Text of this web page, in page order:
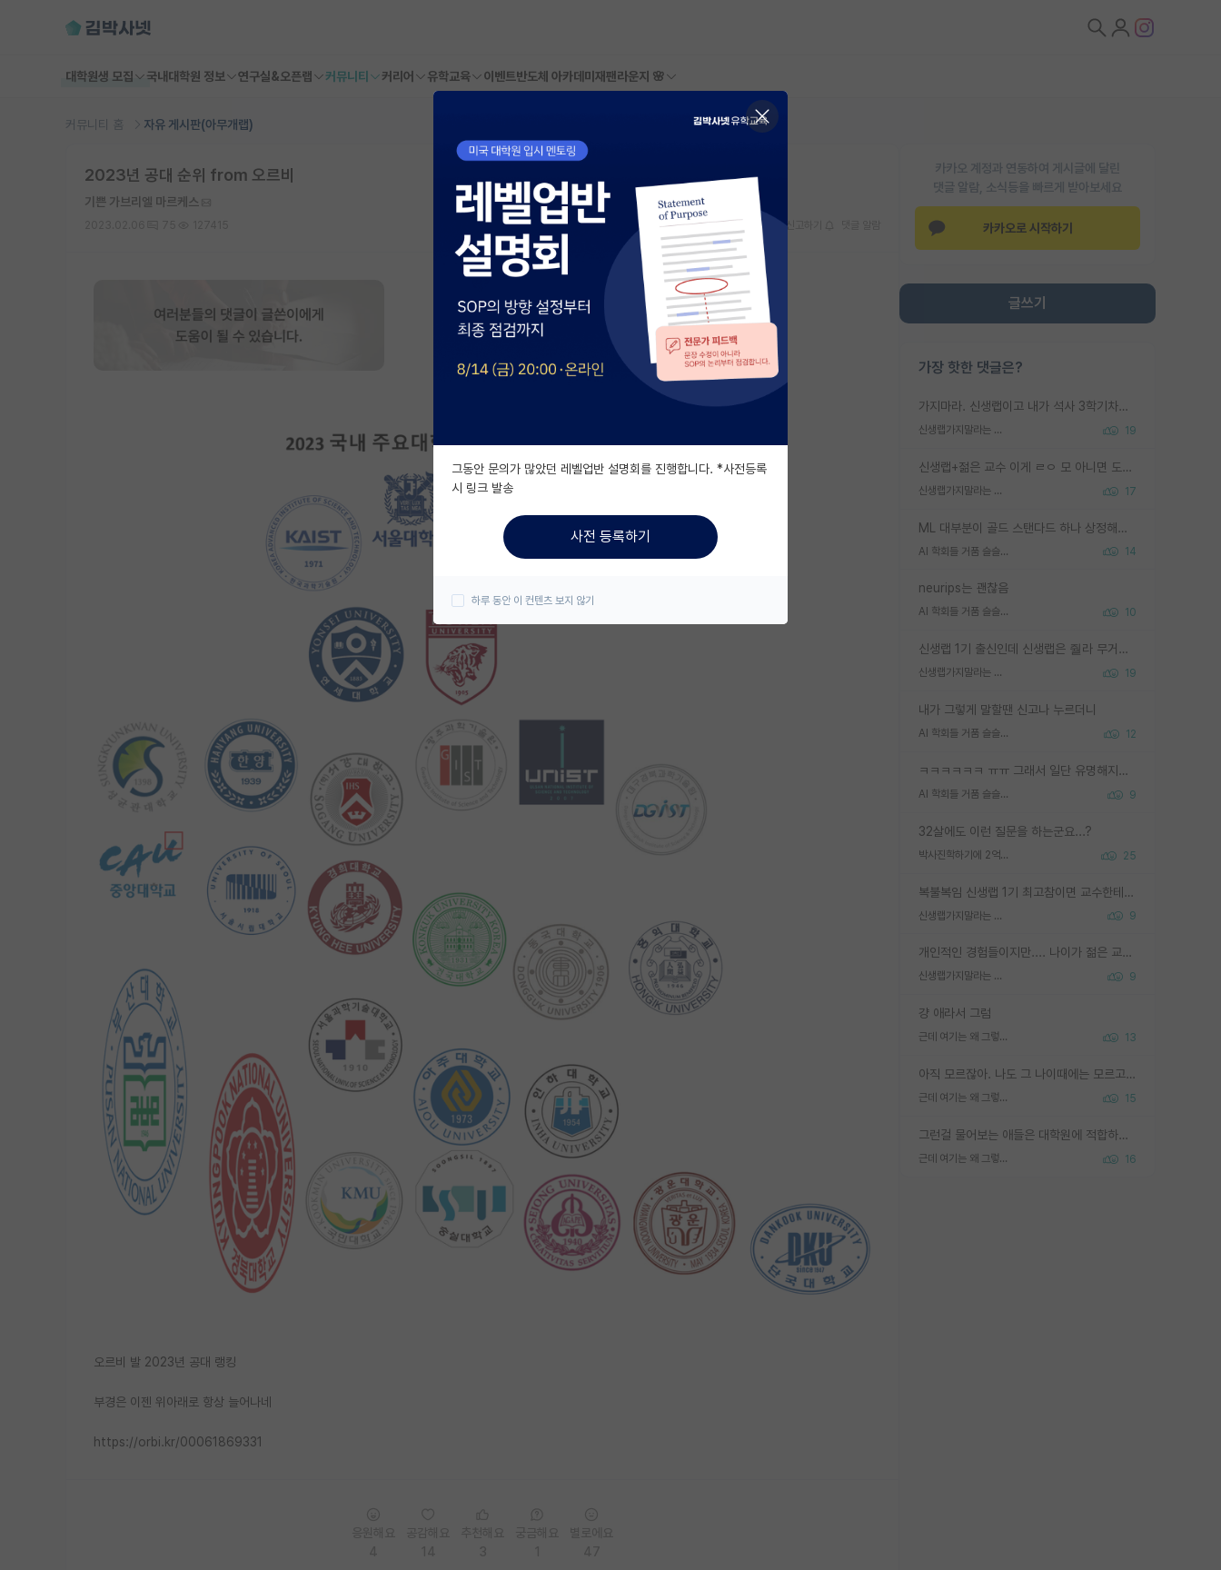
대학원생 모집 국내대학원 정보 연구실&오픈랩 커뮤니티 커리어 유학교육 이벤트반도체 아카데미 재팬라운지 🌸
커뮤니티 홈 자유 게시판(아무개랩)
카카오 계정과 연동하여 게시글에 달린
댓글 알람, 소식등을 빠르게 받아보세요
카카오로 시작하기
글쓰기
가장 핫한 댓글은?
가지마라. 신생랩이고 내가 석사 3학기차인데 최고참인데 나도 아무것도 모르는데 교수가 후배들 왜 논문 교육 안시키냐. 논문 왜 안 써오냐 닦달한다
신생랩가지말라는 이유가 있었구나 19
신생랩+젊은 교수 이게 ㄹㅇ 모 아니면 도인듯.
신생랩가지말라는 이유가 있었구나 17
ML 대부분이 골드 스탠다드 하나 상정해놓고 (벤치마크 데이터셋이 여러 개면 여러 개 상정) 그거 얼마나 잘 맞추나 싸움임 가끔 번뜩이는 설계 철학을 보여주는 논문들도 있지만 대부분 그거 성적 얼마나 더 올리느라에 혈안이 되어 있는 측면이 잇음
AI 학회들 거품 슬슬 지적이 나오네요 14
neurips는 괜찮음
AI 학회들 거품 슬슬 지적이 나오네요 10
신생랩 1기 출신인데 신생랩은 줠라 무거운 바벨 같은거임. 들면 대박인데 못들면 깔려 죽음. 아무도 알려주지 않는 환경에서 자생해야하지만, 일단 살아남았다면 그 어떤 사람보다 악착같고 생존력 높은 사람으로 거듭날 수 있음
신생랩가지말라는 이유가 있었구나 19
내가 그렇게 말할땐 신고나 누르더니
AI 학회들 거품 슬슬 지적이 나오네요 12
ㅋㅋㅋㅋㅋㅋ ㅠㅠ 그래서 일단 유명해지는게 중요한거같습니다
AI 학회들 거품 슬슬 지적이 나오네요 9
32살에도 이런 질문을 하는군요...?
박사진학하기에 2억은 괜찮은 (?) 정도의 경제력인가요 25
복불복임 신생랩 1기 최고참이면 교수한테 직접 지도받는 시간이 매우 많음 제대로 된 교수라면 말이지 그게 아니라면 그냥 넌 해방 불가능한 노예 1호에 감점쓰레기통이 되는거고
신생랩가지말라는 이유가 있었구나 9
개인적인 경험들이지만.... 나이가 젊은 교수일수록 꼰대라는 가면을 쓴 채로 무례함을 행동하는 경우가 거의 90% 정도였음. 나이가 어린데 다른 또래들과 달리 명예, 권력, 재력까지 얻었으니 세상 다 가진 기분이겠지. 오히러 나이 든 교수들이 행동과 말을 더 조심하시더라.
신생랩가지말라는 이유가 있었구나 9
걍 애라서 그럼
근데 여기는 왜 그렇게 SPK를 물어보는거임? 13
아직 모르잖아. 나도 그 나이때에는 모르고 평가 받고 안심하고 싶었어.
근데 여기는 왜 그렇게 SPK를 물어보는거임? 15
그런걸 물어보는 애들은 대학원에 적합하지 않다
근데 여기는 왜 그렇게 SPK를 물어보는거임? 16
2023년 공대 순위 from 오르비
기쁜 가브리엘 마르케스
스크랩 신고하기
오르비 발 2023년 공대 랭킹
부경은 이젠 위아래로 항상 늘어나네
https://orbi.kr/00061869331
그동안 문의가 많았던 레벨업반 설명회를 진행합니다. *사전등록
시 링크 발송
사전 등록하기
하루 동안 이 컨텐츠 보지 않기